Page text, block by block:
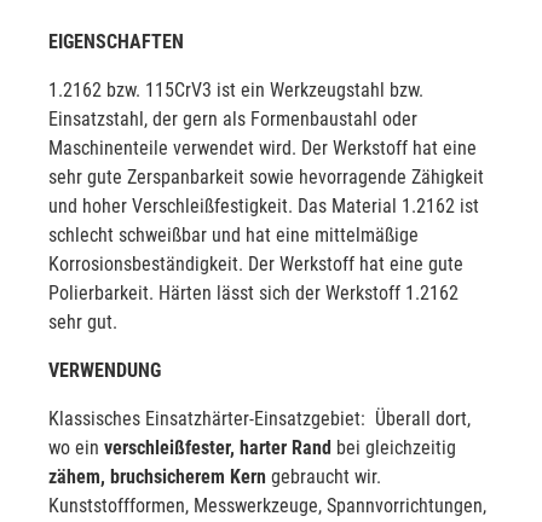
EIGENSCHAFTEN
1.2162 bzw. 115CrV3 ist ein Werkzeugstahl bzw.
Einsatzstahl, der gern als Formenbaustahl oder
Maschinenteile verwendet wird. Der Werkstoff hat eine
sehr gute Zerspanbarkeit sowie hevorragende Zähigkeit
und hoher Verschleißfestigkeit. Das Material 1.2162 ist
schlecht schweißbar und hat eine mittelmäßige
Korrosionsbeständigkeit. Der Werkstoff hat eine gute
Polierbarkeit. Härten lässt sich der Werkstoff 1.2162
sehr gut.
VERWENDUNG
Klassisches Einsatzhärter-Einsatzgebiet: Überall dort,
wo ein verschleißfester, harter Rand bei gleichzeitig
zähem, bruchsicherem Kern gebraucht wir.
Kunststoffformen, Messwerkzeuge, Spannvorrichtungen,